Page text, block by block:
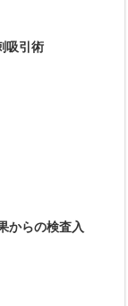
吸引術
からの検査入